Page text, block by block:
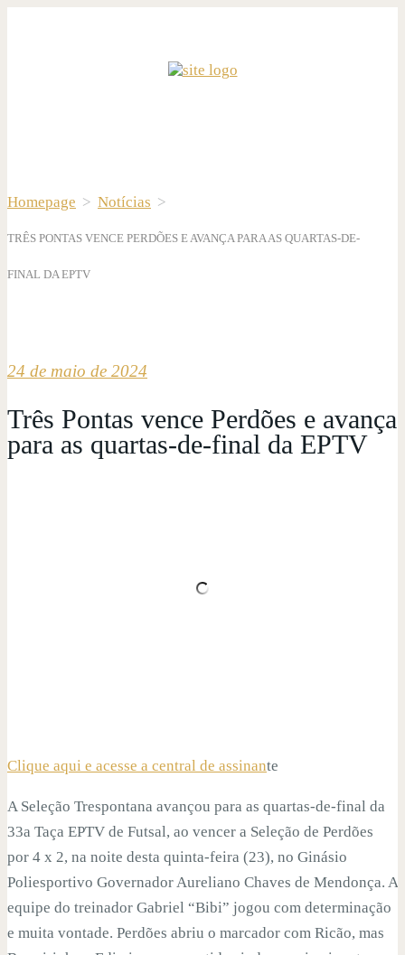
Homepage > Notícias >
TRÊS PONTAS VENCE PERDÕES E AVANÇA PARA AS QUARTAS-DE-
FINAL DA EPTV
24 de maio de 2024
Três Pontas vence Perdões e avança
para as quartas-de-final da EPTV
Clique aqui e acesse a central de assinante
A Seleção Trespontana avançou para as quartas-de-final da
33a Taça EPTV de Futsal, ao vencer a Seleção de Perdões
por 4 x 2, na noite desta quinta-feira (23), no Ginásio
Poliesportivo Governador Aureliano Chaves de Mendonça. A
equipe do treinador Gabriel “Bibi” jogou com determinação
e muita vontade. Perdões abriu o marcador com Ricão, mas